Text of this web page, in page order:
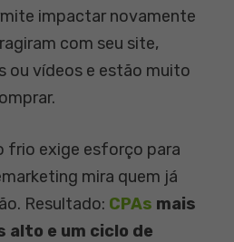
impactar novamente
com seu site,
ou vídeos e estão muito
frio exige esforço para
mira quem já
Resultado: CPAs mais
alto e um ciclo de